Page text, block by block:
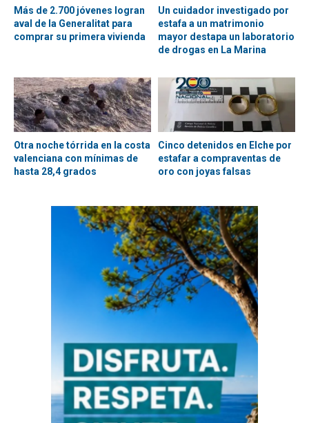
Más de 2.700 jóvenes logran
aval de la Generalitat para
comprar su primera vivienda
Un cuidador investigado por
estafa a un matrimonio
mayor destapa un laboratorio
de drogas en La Marina
Otra noche tórrida en la costa
valenciana con mínimas de
hasta 28,4 grados
Cinco detenidos en Elche por
estafar a compraventas de
oro con joyas falsas